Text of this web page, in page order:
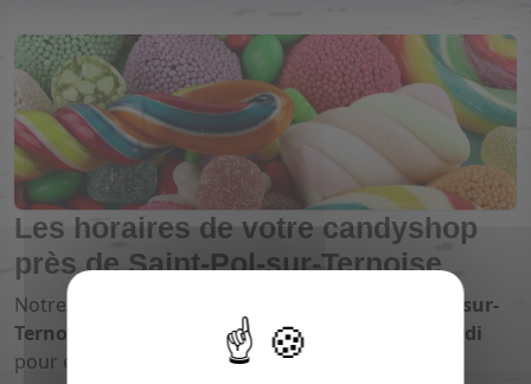
Les horaires de votre candyshop
près de Saint-Pol-sur-Ternoise
Notre
magasin de bonbons proche de Saint-Pol-sur-
Ternoise
vous ouvre ses portes du
lundi au samedi
pour encore plus de
plaisir